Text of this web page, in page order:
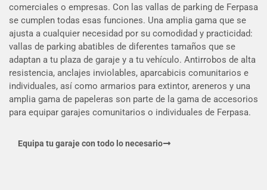
comerciales o empresas. Con las vallas de parking de Ferpasa
se cumplen todas esas funciones. Una amplia gama que se
ajusta a cualquier necesidad por su comodidad y practicidad:
vallas de parking abatibles de diferentes tamaños que se
adaptan a tu plaza de garaje y a tu vehículo. Antirrobos de alta
resistencia, anclajes inviolables, aparcabicis comunitarios e
individuales, así como armarios para extintor, areneros y una
amplia gama de papeleras son parte de la gama de accesorios
para equipar garajes comunitarios o individuales de Ferpasa.
Equipa tu garaje con todo lo necesario